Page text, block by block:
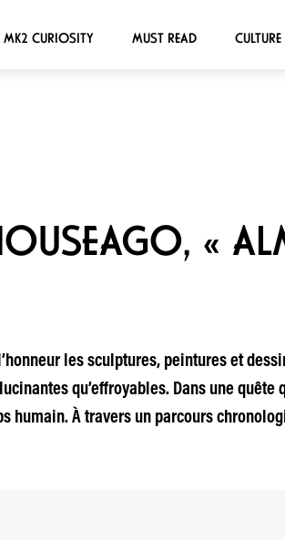
MK2 CURIOSITY MUST READ CULTURE
«
les sculptures, peintures et
qu’effroyables. Dans une quête
humain. À travers un parcours